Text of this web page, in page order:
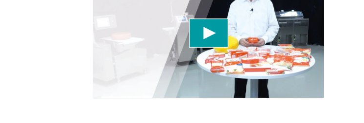
Utilizziamo un servizio di terze parti per incorporare
contenuti video che potrebbe raccogliere dati sulla tua
attività. Per favore, rivedi i dettagli e accetta il servizio per
guardare questo video.
Maggiori informazioni